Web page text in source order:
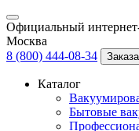
Официальный
Москва
8 (800) 444-08-34
Каталог
Бытовые